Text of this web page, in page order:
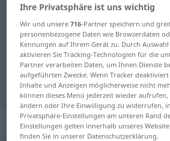
Deutsch-Dänisch Wörterbuch
Deutsch-Dänisch
"gefühlskalt"
"gefühlskalt" Dänisch
„gefühlskalt“
Ihre Privatsphäre ist uns wichtig
Wir und unsere716-Partner speichern und
personenbezogene Daten wie Browserdaten
Kennungen auf Ihrem Gerät zu. Durch
aktivieren Sie Tracking-Technologien für die
Partner verarbeiten Daten, um Ihnen Dienste
aufgeführten Zwecke. Wenn Tracker
Inhalte und Anzeigen möglicherweise nicht
können dieses Menü jederzeit wieder
ändern oder Ihre Einwilligung zu widerrufen,
Privatsphäre-Einstellungen am unteren Rand
Einstellungen gelten innerhalb unseres
finden Sie in unserer Datenschutzerklärung.